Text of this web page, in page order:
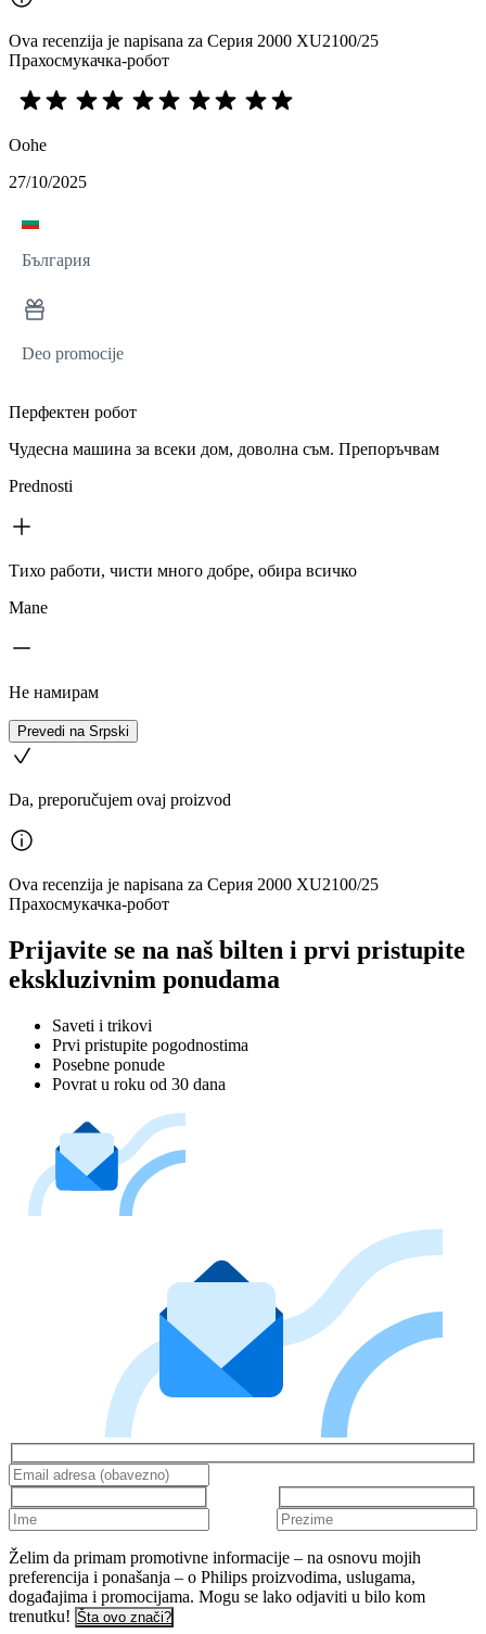
Ova recenzija je napisana za Серия 2000 XU2100/25
Прахосмукачка-робот
Oohe
27/10/2025
България
Deo promocije
Перфектен робот
Чудесна машина за всеки дом, доволна съм. Препоръчвам
Prednosti
Тихо работи, чисти много добре, обира всичко
Mane
Не намирам
Prevedi na Srpski
Da, preporučujem ovaj proizvod
Ova recenzija je napisana za Серия 2000 XU2100/25
Прахосмукачка-робот
Prijavite se na naš bilten i prvi pristupite
ekskluzivnim ponudama
Saveti i trikovi
Prvi pristupite pogodnostima
Posebne ponude
Povrat u roku od 30 dana
Želim da primam promotivne informacije – na osnovu mojih
preferencija i ponašanja – o Philips proizvodima, uslugama,
događajima i promocijama. Mogu se lako odjaviti u bilo kom
trenutku! Šta ovo znači?